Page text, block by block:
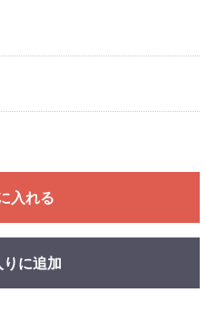
入れる
に追加